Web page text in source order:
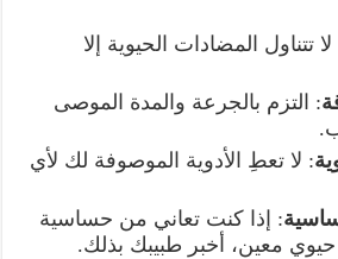
لا تتناول المضادات الحيوية إلا
: التزم بالجرعة والمدة الموصى
: لا تعطِ الأدوية الموصوفة لك لأي
: إذا كنت تعاني من حساسية
معين، أخبر طبيبك بذلك.